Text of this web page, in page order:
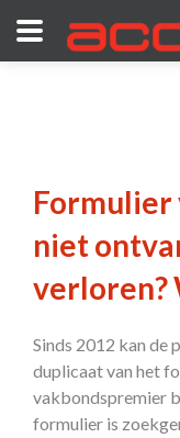
Formulier
niet
verloren?
Sinds 2012 kan de
duplicaat van het
vakbondspremier
formulier is